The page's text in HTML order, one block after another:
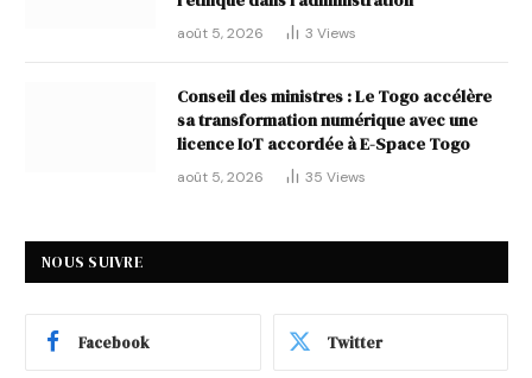
août 5, 2026 3 Views
Conseil des ministres : Le Togo accélère
sa transformation numérique avec une
licence IoT accordée à E-Space Togo
août 5, 2026 35 Views
NOUS SUIVRE
Facebook Twitter